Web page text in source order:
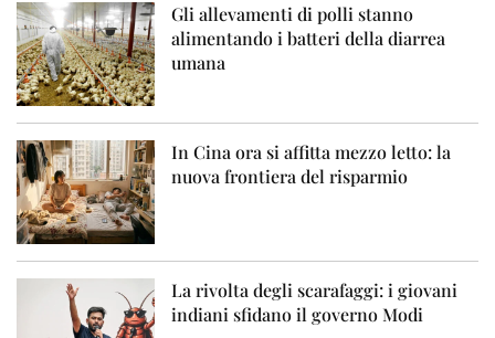
Gli allevamenti di polli stanno
alimentando i batteri della diarrea
umana
In Cina ora si affitta mezzo letto: la
nuova frontiera del risparmio
La rivolta degli scarafaggi: i giovani
indiani sfidano il governo Modi